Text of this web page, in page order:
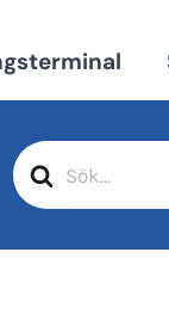
Sök
efter